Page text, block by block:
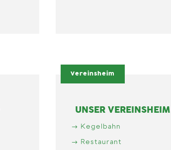
Vereinsheim
UNSER VEREINSHEIM
Kegelbahn
Restaurant